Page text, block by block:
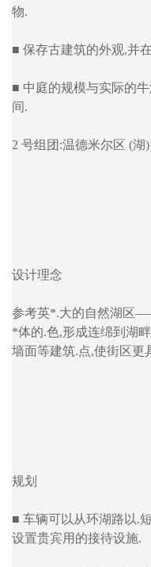
物.
■ 保存古建筑的外观,并
■ 中庭的规模与实际的
间.
2 号组团:温德米尔区 (湖)
设计理念
参考英*.大的自然湖区
*体的.色,形成连绵到湖畔
墙面等建筑.点,使街区更
规划
■ 车辆可以从环湖路以.
设置贵宾用的接待设施.